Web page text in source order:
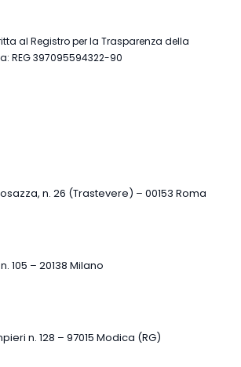
al Registro per la Trasparenza della
REG 397095594322-90
n. 26 (Trastevere) – 00153 Roma
105 – 20138 Milano
n. 128 – 97015 Modica (RG)